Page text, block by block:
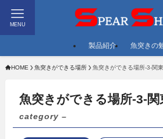
MENU
製品紹介 魚突きの
HOME 魚突きができる場所 魚突きができる場所-3-関
魚突きができる場所-3-関
category –